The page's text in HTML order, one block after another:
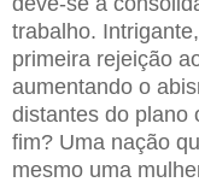
trabalho.
primeira rejeição
aumentando o
distantes do plano
fim? Uma nação
mesmo uma